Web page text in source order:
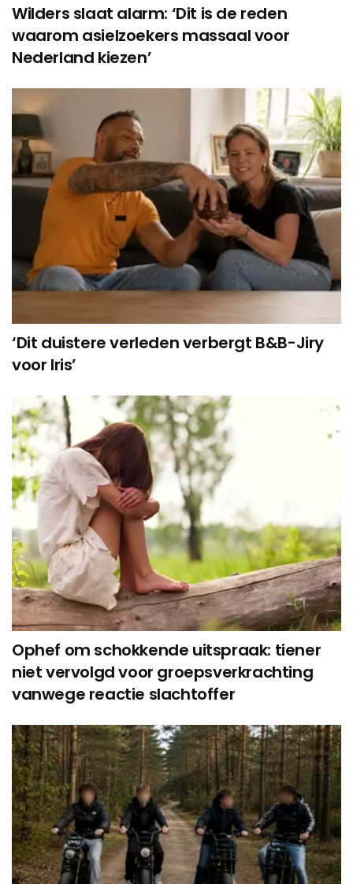
Wilders slaat alarm: ‘Dit is de reden
waarom asielzoekers massaal voor
Nederland kiezen’
‘Dit duistere verleden verbergt B&B-Jiry
voor Iris’
Ophef om schokkende uitspraak: tiener
niet vervolgd voor groepsverkrachting
vanwege reactie slachtoffer